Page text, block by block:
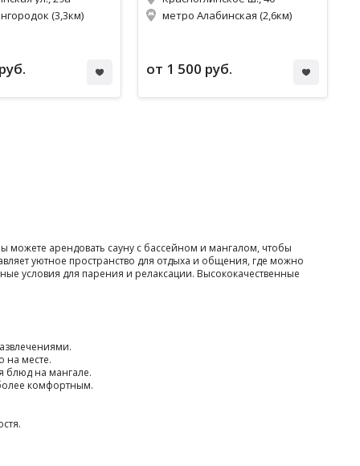
(3,3км)
метро Алабинская (2,6км)
от 1 500 руб.
можете арендовать сауну с бассейном и мангалом, чтобы
уютное пространство для отдыха и общения, где можно
условия для парения и релаксации. Высококачественные
на месте.
блюд на мангале.
комфортным.